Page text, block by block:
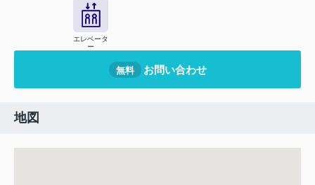
エレベータ
ー
無料 お問い合わせ
地図